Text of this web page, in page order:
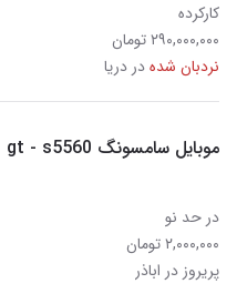
کارکرده
۲۹۰,۰۰۰,۰۰۰ تومان
نردبان شدهدر دریا
موبایل سامسونگ gt - s5560
در حد نو
۲,۰۰۰,۰۰۰ تومان
پریروز در اباذر